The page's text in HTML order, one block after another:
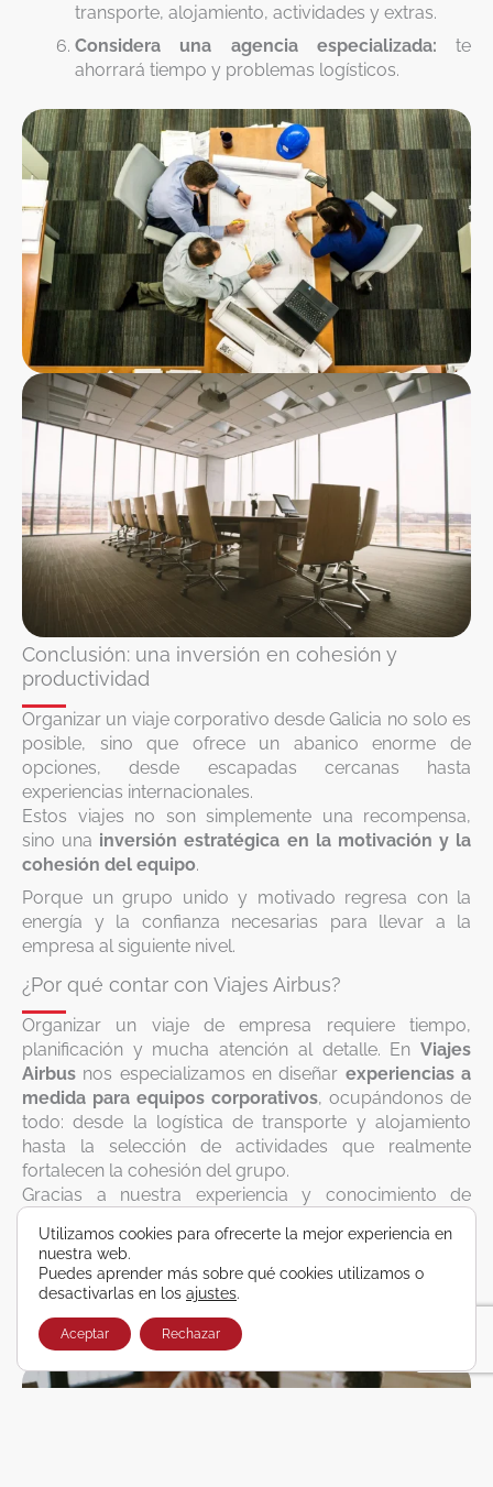
transporte, alojamiento, actividades y extras.
Considera una agencia especializada: te
ahorrará tiempo y problemas logísticos.
Conclusión: una inversión en cohesión y
productividad
Organizar un viaje corporativo desde Galicia no solo es
posible, sino que ofrece un abanico enorme de
opciones, desde escapadas cercanas hasta
experiencias internacionales.
Estos viajes no son simplemente una recompensa,
sino una inversión estratégica en la motivación y la
cohesión del equipo.
Porque un grupo unido y motivado regresa con la
energía y la confianza necesarias para llevar a la
empresa al siguiente nivel.
¿Por qué contar con Viajes Airbus?
Organizar un viaje de empresa requiere tiempo,
planificación y mucha atención al detalle. En Viajes
Airbus nos especializamos en diseñar experiencias a
medida para equipos corporativos, ocupándonos de
todo: desde la logística de transporte y alojamiento
hasta la selección de actividades que realmente
fortalecen la cohesión del grupo.
Gracias a nuestra experiencia y conocimiento de
podemosoptimizar recursos y garantizar que cada
viaje sea fluido, seguro y memorable. Nuestro
objetivo es que tú solo te preocupes de disfrutar con
tu equipo, mientras nosotros nos encargamos de que
cada momento esté perfectamente planificado.
Utilizamos cookies para ofrecerte la mejor experiencia en
nuestra web.
Puedes aprender más sobre qué cookies utilizamos o
desactivarlas en los ajustes.
Aceptar Rechazar